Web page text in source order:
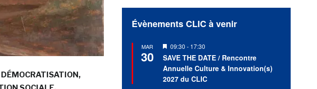
DÉMOCRATISATION
Évènements CLIC à venir
MAR
30
Mis
en
avant
09:30 - 17:30
SAVE THE DATE / Rencontre
Annuelle Culture & Innovation(s)
2027 du CLIC